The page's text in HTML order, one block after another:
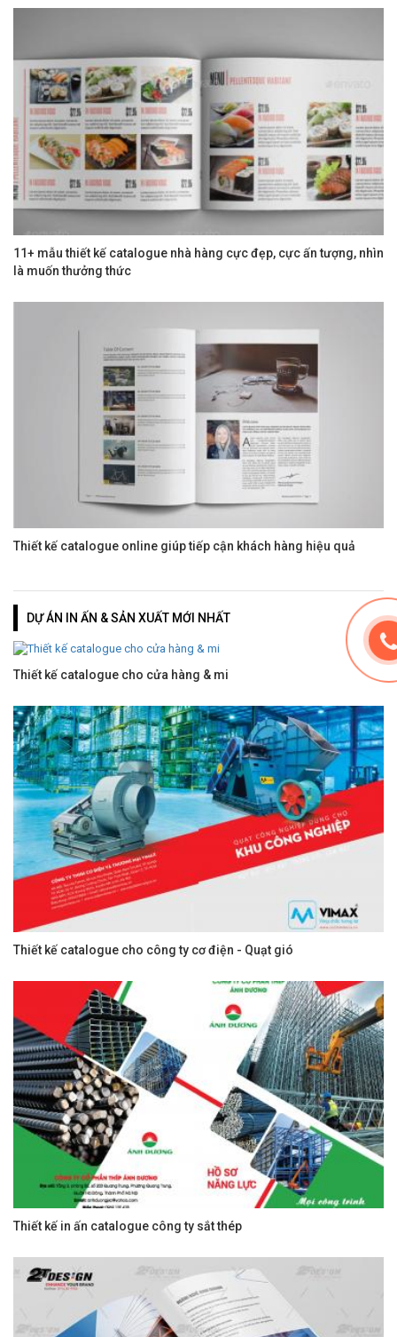
11+ mẫu thiết kế catalogue nhà hàng cực đẹp, cực ấn tượng, nhìn
là muốn thưởng thức
Thiết kế catalogue online giúp tiếp cận khách hàng hiệu quả
DỰ ÁN IN ẤN & SẢN XUẤT MỚI NHẤT
Thiết kế catalogue cho cửa hàng & mi
Thiết kế catalogue cho công ty cơ điện - Quạt gió
Thiết kế in ấn catalogue công ty sắt thép